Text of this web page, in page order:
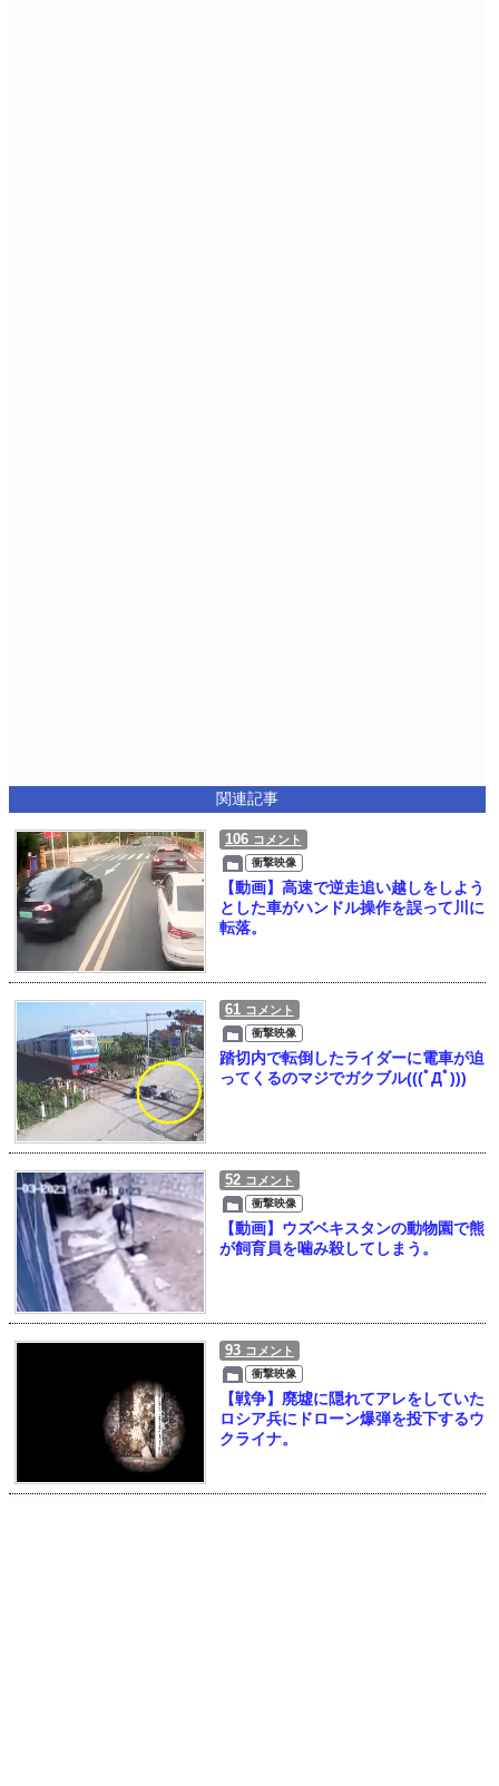
関連記事
106 コメント
衝撃映像
【動画】高速で逆走追い越しをしよう
とした車がハンドル操作を誤って川に
転落。
61 コメント
衝撃映像
踏切内で転倒したライダーに電車が迫
ってくるのマジでガクブル(((ﾟДﾟ)))
52 コメント
衝撃映像
【動画】ウズベキスタンの動物園で熊
が飼育員を噛み殺してしまう。
93 コメント
衝撃映像
【戦争】廃墟に隠れてアレをしていた
ロシア兵にドローン爆弾を投下するウ
クライナ。